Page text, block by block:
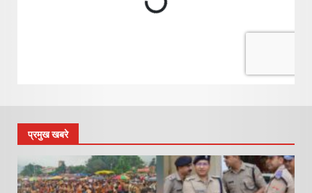
प्रमुख खबरे